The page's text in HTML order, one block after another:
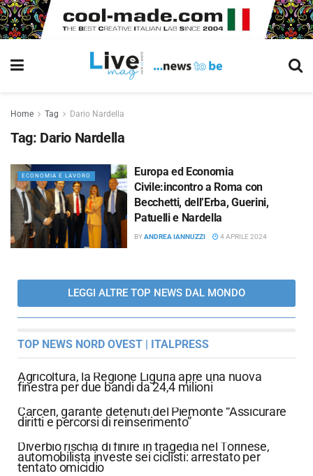
Home Tag Dario Nardella
Tag: Dario Nardella
ECONOMIA E LAVORO
Europa ed Economia
Civile:incontro a Roma con
Becchetti, dell’Erba, Guerini,
Patuelli e Nardella
BYANDREA IANNUZZI 4 APRILE 2024
LEGGI ALTRE TOP NEWS DAL MONDO
TOP NEWS NORD OVEST | ITALPRESS
Agricoltura, la Regione Liguria apre una nuova
finestra per due bandi da 24,4 milioni
Carceri, garante detenuti del Piemonte “Assicurare
diritti e percorsi di reinserimento”
Diverbio rischia di finire in tragedia nel Torinese,
automobilista investe sei ciclisti: arrestato per
tentato omicidio